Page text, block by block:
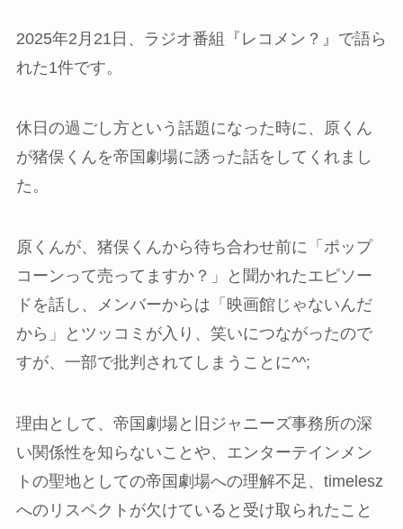
2025年2月21日、ラジオ番組『レコメン？』で語ら
れた1件です。
休日の過ごし方という話題になった時に、原くん
が猪俣くんを帝国劇場に誘った話をしてくれまし
た。
原くんが、猪俣くんから待ち合わせ前に「ポップ
コーンって売ってますか？」と聞かれたエピソー
ドを話し、メンバーからは「映画館じゃないんだ
から」とツッコミが入り、笑いにつながったので
すが、一部で批判されてしまうことに^^;
理由として、帝国劇場と旧ジャニーズ事務所の深
い関係性を知らないことや、エンターテインメン
トの聖地としての帝国劇場への理解不足、timelesz
へのリスペクトが欠けていると受け取られたこと